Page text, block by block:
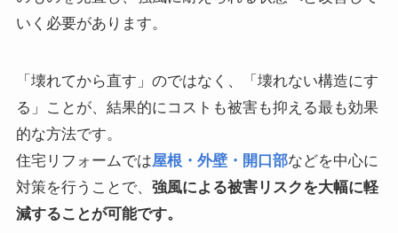
いく必要があります。
「壊れてから直す」のではなく、「壊れない構造にす
る」ことが、結果的にコストも被害も抑える最も効果
的な方法です。
住宅リフォームでは屋根・外壁・開口部などを中心に
対策を行うことで、 強風による被害リスクを大幅に軽
減することが可能です。